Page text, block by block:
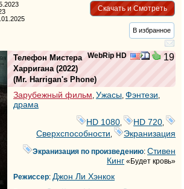
Скачать и Смотреть
В избранное
WebRip HD 19
Телефон Мистера
Харригана(2022)
(Mr. Harrigan's Phone)
Зарубежный фильм, Ужасы, Фэнтези,
драма
HD 1080
HD 720
Сверхспособности Экранизация
Экранизация по произведению:Стивен
Кинг «Будет кровь»
Режиссер: Джон Ли Хэнкок